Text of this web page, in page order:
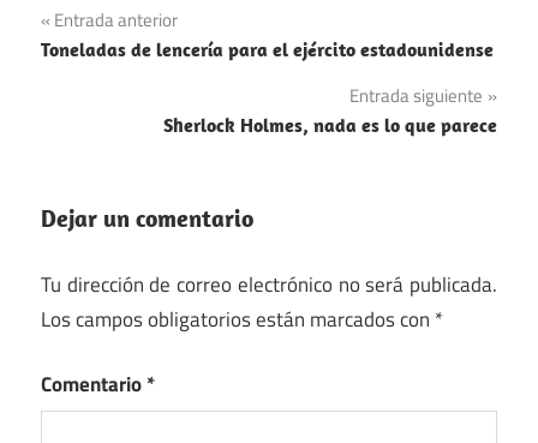
Navegación
de
entradas
Entrada anterior
Toneladas de lencería para el ejército estadounidense
Entrada siguiente
Sherlock Holmes, nada es lo que parece
Dejar un comentario
Tu dirección de correo electrónico no será publicada.
Los campos obligatorios están marcados con *
Comentario*